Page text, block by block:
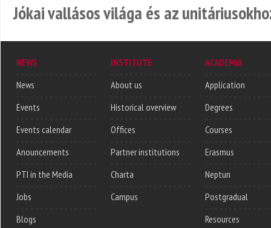
Jókai vallásos világa és az
NEWS
News
Events
Events calendar
Anouncements
PTI in the Media
Jobs
Blogs
INSTITUTE
About us
Historical overview
Offices
Partner institutions
Charta
Campus
ACADEMIA
Application
Degrees
Courses
Erasmus
Neptun
Postgradual
Resources